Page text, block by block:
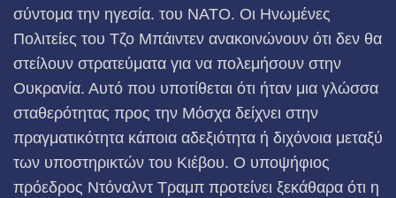
σύντομα την ηγεσία. του ΝΑΤΟ. Οι Ηνωμένες
Πολιτείες του Τζο Μπάιντεν ανακοινώνουν ότι δεν θα
στείλουν στρατεύματα για να πολεμήσουν στην
Ουκρανία. Αυτό που υποτίθεται ότι ήταν μια γλώσσα
σταθερότητας προς την Μόσχα δείχνει στην
πραγματικότητα κάποια αδεξιότητα ή διχόνοια μεταξύ
των υποστηρικτών του Κιέβου. Ο υποψήφιος
πρόεδρος Ντόναλντ Τραμπ προτείνει ξεκάθαρα ότι η